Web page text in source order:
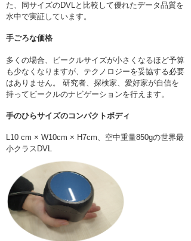
た、同サイズのDVLと比較して優れたデータ品質を
水中で実証しています。
手ごろな価格
多くの場合、ビークルサイズが小さくなるほど予算
も少なくなりますが、テクノロジーを妥協する必要
はありません。 研究者、探検家、愛好家が自信を
持ってビークルのナビゲーションを行えます。
手のひらサイズのコンパクトボディ
L10 cm × W10cm × H7cm、空中重量850gの世界最
小クラスDVL